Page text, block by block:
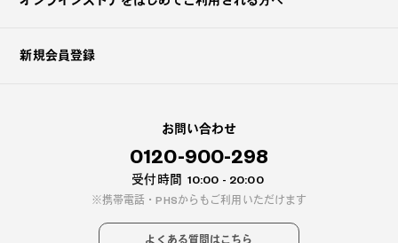
新規会員登録
お問い合わせ
0120-900-298
受付時間 10:00 - 20:00
携帯電話・PHSからもご利用いただけます
よくある質問はこちら